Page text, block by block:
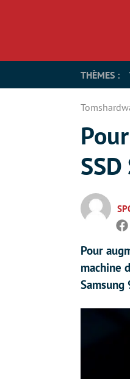
THÈMES :
Pour
machine